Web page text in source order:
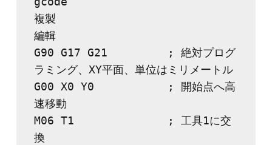
複製
編輯
G90 G17 G21         ; 絶対プログ
ラミング、XY平面、単位はミリメートル
G00 X0 Y0           ; 開始点へ高
速移動
M06 T1              ; 工具1に交
換